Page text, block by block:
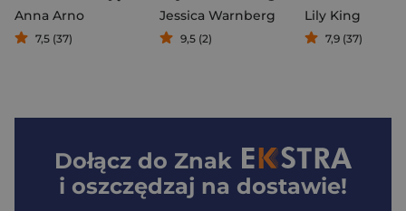
Anna Arno
7,5 (37)
Jessica Warnberg
9,5 (2)
Lily King
7,9 (37)
Dołącz do Znak
i oszczędzaj na dostawie!